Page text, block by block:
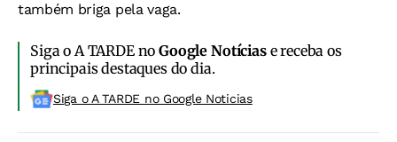
também briga pela vaga.
Siga o A TARDE noGoogle Notíciase receba os
principais destaques do dia.
Siga o A TARDE no Google Noticias